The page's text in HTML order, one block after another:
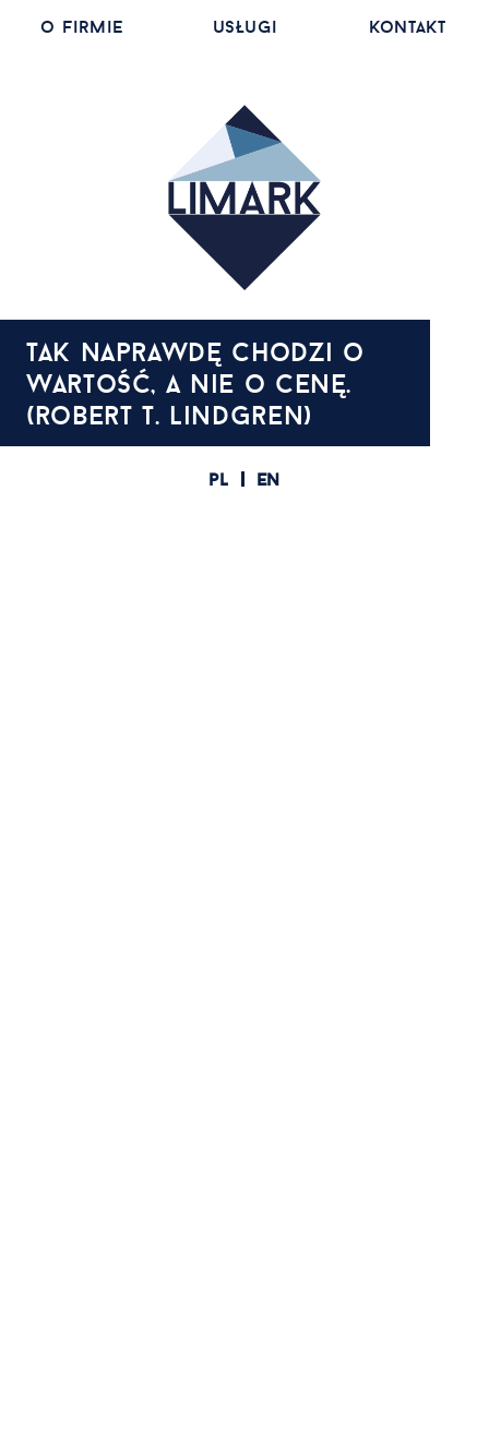
o firmie usługi kontakt
tak naprawdę chodzi o
wartość, a nie o cenę.
(robert t. lindgren)
pl en